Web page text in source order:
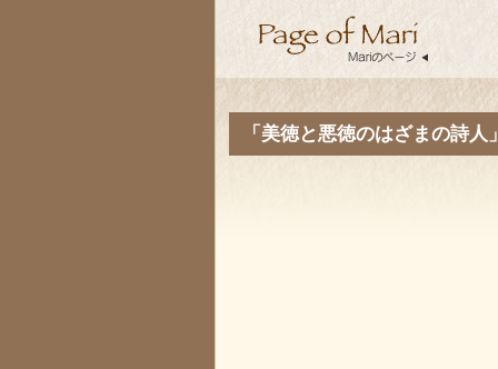
「美徳と悪徳のはざまの詩人」